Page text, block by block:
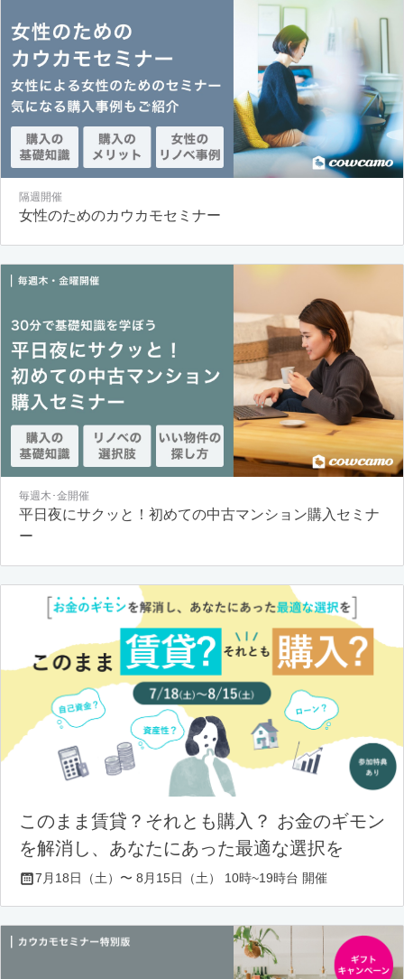
隔週開催
女性のためのカウカモセミナー
毎週木･金開催
平日夜にサクッと！初めての中古マンション購入セミナ
ー
このまま賃貸？それとも購入？ お金のギモン
を解消し、あなたにあった最適な選択を
7月18日（土）〜 8月15日（土） 10時~19時台 開催